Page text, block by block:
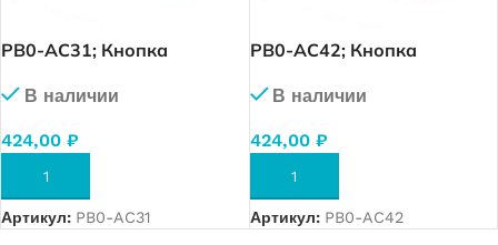
PB0-AC31; Кнопка
Φ40мм, с самовозвратом,
(Зеленый)
В наличии
424,00 ₽
В КОРЗИНУ
Артикул: PB0-AC31
PB0-AC42; Кнопка
Φ40мм, с самовозвратом,
(Красный)
В наличии
424,00 ₽
В КОРЗИНУ
Артикул: PB0-AC42